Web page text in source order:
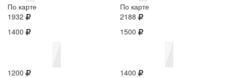
По карте
1932
1400
1200
По карте
2188
1500
1400